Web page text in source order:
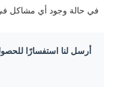
في حالة وجود أي مشاكل
أرسل لنا استفسارًا